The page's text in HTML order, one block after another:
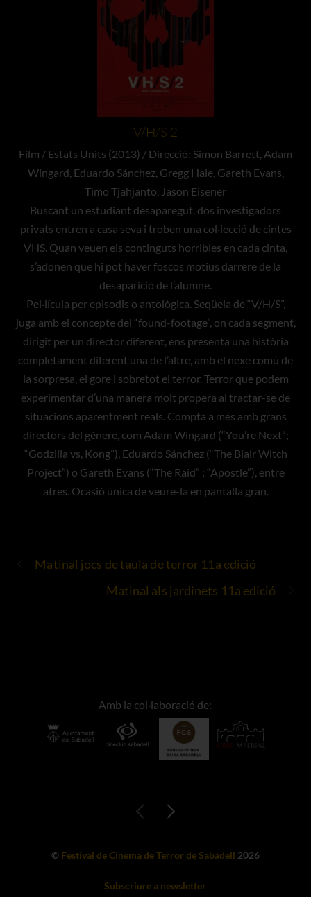
V/H/S 2
Film / Estats Units (2013) / Direcció: Simon Barrett, Adam
Wingard, Eduardo Sánchez, Gregg Hale, Gareth Evans,
Timo Tjahjanto, Jason Eisener
Buscant un estudiant desaparegut, dos investigadors
privats entren a casa seva i troben una col·lecció de cintes
VHS. Quan veuen els continguts horribles en cada cinta,
s’adonen que hi pot haver foscos motius darrere de la
desaparició de l’alumne.
Pel·lícula per episodis o antològica. Seqüela de “V/H/S”,
juga amb el concepte del “found-footage”, on cada segment,
dirigit per un director diferent, ens presenta una història
completament diferent una de l’altre, amb el nexe comú de
la sorpresa, el gore i sobretot el terror. Terror que podem
experimentar d’una manera molt propera al tractar-se de
situacions aparentment reals. Compta a més amb grans
directors del gènere, com Adam Wingard (“You’re Next”;
“Godzilla vs, Kong”), Eduardo Sánchez (“The Blair Witch
Project”) o Gareth Evans (“The Raid” ; “Apostle”), entre
atres. Ocasió única de veure-la en pantalla gran.
Matinal jocs de taula de terror 11a edició
Matinal als jardinets 11a edició
Amb la col·laboració de:
© Festival de Cinema de Terror de Sabadell 2026
Subscriure a newsletter